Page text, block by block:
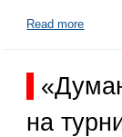
Read more
на